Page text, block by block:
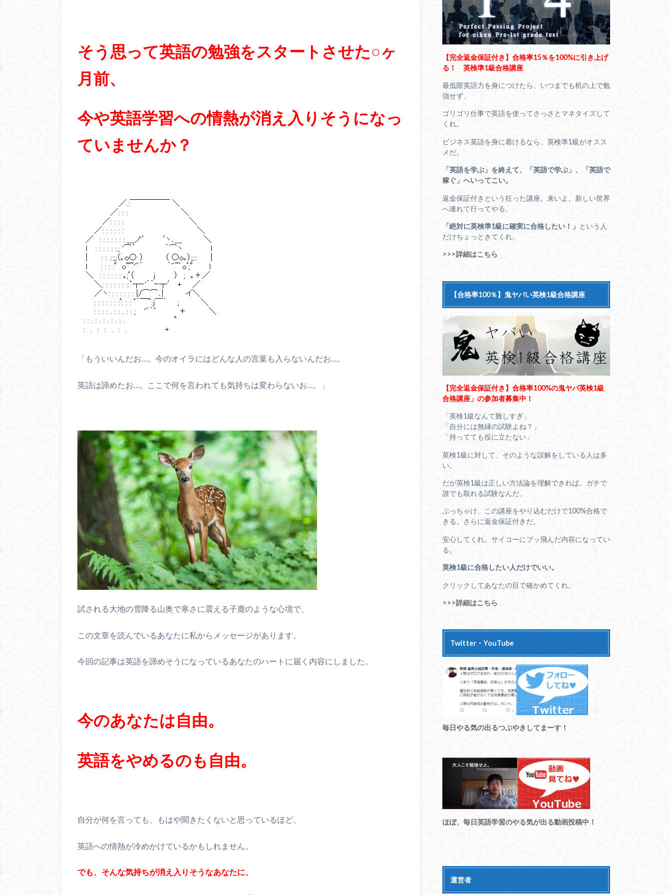
そう思って英語の勉強をスタートさせた○ヶ
月前、
今や英語学習への情熱が消え入りそうになっ
ていませんか？
「もういいんだお…。今のオイラにはどんな人の言葉も入らないんだお…。
英語は諦めたお…。ここで何を言われても気持ちは変わらないお…。」
試される大地の雪降る山奥で寒さに震える子鹿のような心境で、
この文章を読んでいるあなたに私からメッセージがあります。
今回の記事は英語を諦めそうになっているあなたのハートに届く内容にしました。
今のあなたは自由。
英語をやめるのも自由。
自分が何を言っても、もはや聞きたくないと思っているほど、
英語への情熱が冷めかけているかもしれません。
でも、そんな気持ちが消え入りそうなあなたに、
【完全返金保証付き】合格率15％を100%に引き上げ
る！ 英検準1級合格講座
最低限英語力を身につけたら、いつまでも机の上で勉
強せず、
ゴリゴリ仕事で英語を使ってさっさとマネタイズして
くれ。
ビジネス英語を身に着けるなら、英検準1級がオスス
メだ。
「英語を学ぶ」を終えて、「英語で学ぶ」、「英語で
稼ぐ」へいってこい。
返金保証付きという狂った講座。来いよ、新しい世界
へ連れて行ってやる。
「絶対に英検準1級に確実に合格したい！」 という人
だけちょっときてくれ。
>>>詳細はこちら
【合格率100％】鬼ヤバい英検1級合格講座
【完全返金保証付き】合格率100%の鬼ヤバ英検1級
合格講座」の参加者募集中！
「英検1級なんて難しすぎ」
「自分には無縁の試験よね？」
「持ってても役に立たない」
英検1級に対して、そのような誤解をしている人は多
い。
だが英検1級は正しい方法論を理解できれば、ガチで
誰でも取れる試験なんだ。
ぶっちゃけ、この講座をやり込むだけで100%合格で
きる。さらに返金保証付きだ。
安心してくれ。サイコーにブッ飛んだ内容になってい
る。
英検1級に合格したい人だけでいい。
クリックしてあなたの目で確かめてくれ。
>>>詳細はこちら
Twitter・YouTube
毎日やる気の出るつぶやきしてまーす！
ほぼ、毎日英語学習のやる気が出る動画投稿中！
運営者